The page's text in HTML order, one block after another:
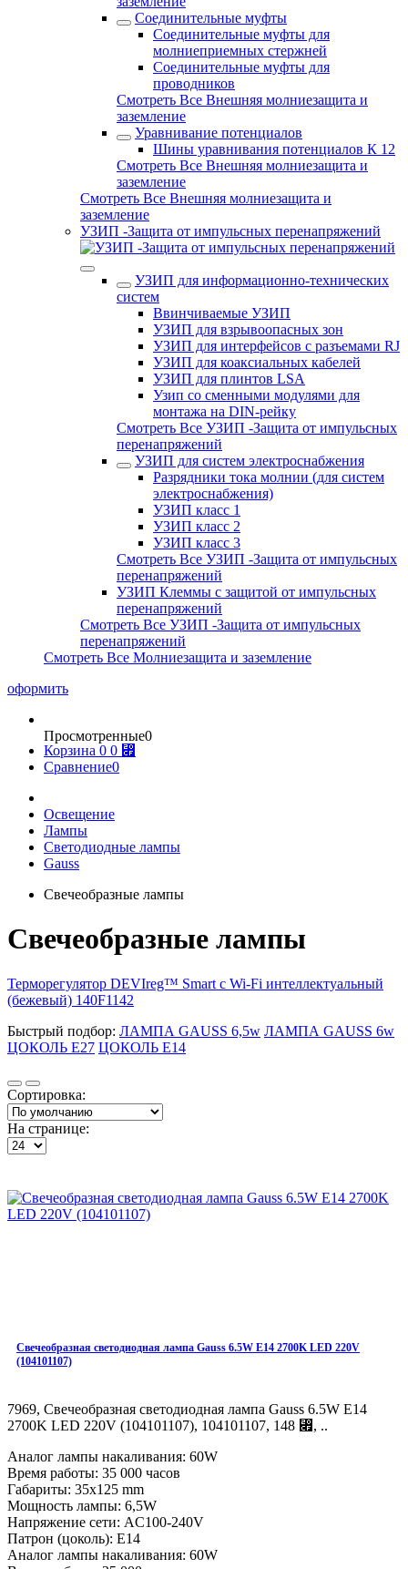
Соединительные муфты
Соединительные муфты для
молниеприемных стержней
Соединительные муфты для
проводников
Смотреть Все Внешняя молниезащита и
заземление
Уравнивание потенциалов
Шины уравнивания потенциалов К 12
Смотреть Все Внешняя молниезащита и
заземление
Смотреть Все Внешняя молниезащита и
заземление
УЗИП -Защита от импульсных перенапряжений
УЗИП для информационно-технических
систем
Ввинчиваемые УЗИП
УЗИП для взрывоопасных зон
УЗИП для интерфейсов с разъемами RJ
УЗИП для коаксиальных кабелей
УЗИП для плинтов LSA
Узип со сменными модулями для
монтажа на DIN-рейку
Смотреть Все УЗИП -Защита от импульсных
перенапряжений
УЗИП для систем электроснабжения
Разрядники тока молнии (для систем
электроснабжения)
УЗИП класс 1
УЗИП класс 2
УЗИП класс 3
Смотреть Все УЗИП -Защита от импульсных
перенапряжений
УЗИП Клеммы с защитой от импульсных
перенапряжений
Смотреть Все УЗИП -Защита от импульсных
перенапряжений
Смотреть Все Молниезащита и заземление
оформить
Просмотренные0
Корзина 0 0 ⃏
Сравнение0
Освещение
Лампы
Светодиодные лампы
Gauss
Свечеобразные лампы
Свечеобразные лампы
Терморегулятор DEVIreg™ Smart с Wi-Fi интеллектуальный
(бежевый) 140F1142
Быстрый подбор: ЛАМПА GAUSS 6,5w ЛАМПА GAUSS 6w
ЦОКОЛЬ E27 ЦОКОЛЬ E14
Сортировка:
На странице:
Свечеобразная светодиодная лампа Gauss 6.5W E14 2700K LED 220V
(104101107)
7969, Свечеобразная светодиодная лампа Gauss 6.5W E14
2700K LED 220V (104101107), 104101107, 148 ⃏, ..
Аналог лампы накаливания: 60W
Время работы: 35 000 часов
Габариты: 35x125 mm
Мощность лампы: 6,5W
Напряжение сети: AC100-240V
Патрон (цоколь): E14
Аналог лампы накаливания: 60W